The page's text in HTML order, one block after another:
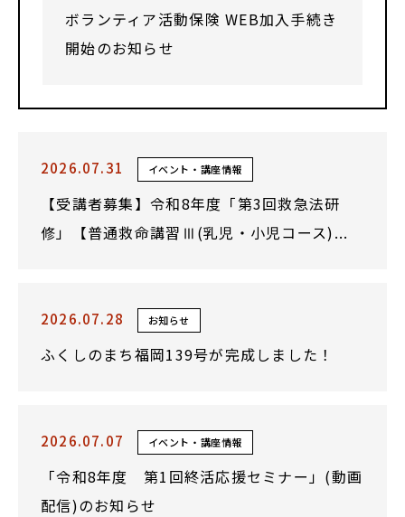
ボランティア活動保険 WEB加入手続き
開始のお知らせ
2026.07.31 イベント・講座情報
【受講者募集】令和8年度「第3回救急法研
修」【普通救命講習Ⅲ(乳児・小児コース)...
2026.07.28 お知らせ
ふくしのまち福岡139号が完成しました！
2026.07.07 イベント・講座情報
「令和8年度 第1回終活応援セミナー」(動画
配信)のお知らせ